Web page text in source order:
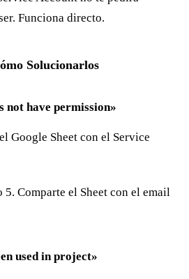
Funciona directo.
Solucionarlos
have permission»
Google Sheet con el Service
5. Comparte el Sheet con el email
used in project»